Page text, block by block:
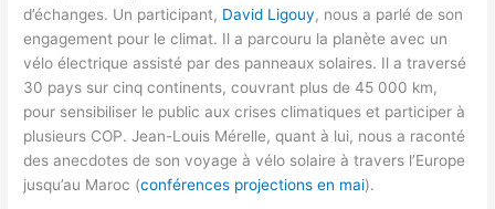
d’échanges. Un participant, David Ligouy, nous a parlé de son
engagement pour le climat. Il a parcouru la planète avec un
vélo électrique assisté par des panneaux solaires. Il a traversé
30 pays sur cinq continents, couvrant plus de 45 000 km,
pour sensibiliser le public aux crises climatiques et participer à
plusieurs COP. Jean-Louis Mérelle, quant à lui, nous a raconté
des anecdotes de son voyage à vélo solaire à travers l’Europe
jusqu’au Maroc (conférences projections en mai).